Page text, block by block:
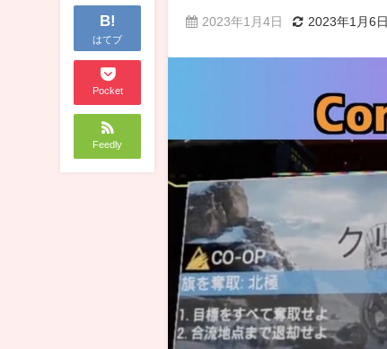
B!
はてブ
Pocket
Feedly
2023年1月4日 2023年1月6日